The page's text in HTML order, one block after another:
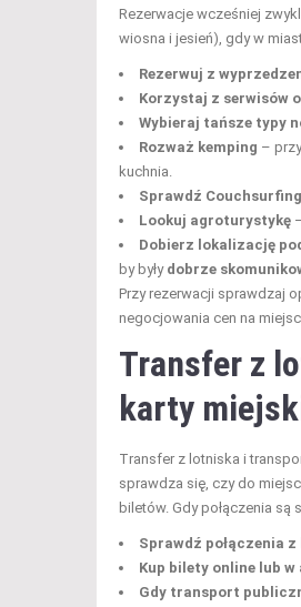
Rezerwacje wcześniej
wiosna i jesień), gdy w
Rezerwuj z
Korzystaj z serwisów
Wybieraj tańsze typy
Rozważ kemping –
kuchnia.
Sprawdź Couchsurfing
Lookuj agroturystykę
Dobierz lokalizację
by były dobrze
Przy rezerwacji sprawdzaj
negocjowania cen na
Transfer z
karty
Transfer z lotniska i
sprawdza się, czy do
biletów. Gdy połączenia
Sprawdź połączenia
Kup bilety online lub
Gdy transport